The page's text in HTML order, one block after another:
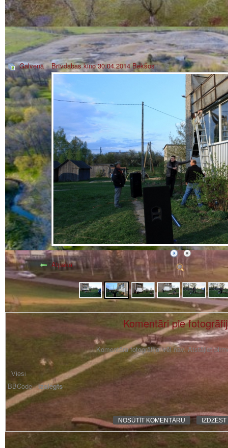
Galvenā»Brīvdabas kino 30.04.2014 Bekšos» _2
Atpakaļ
Komentāri pie
Komentāra fotogrāfijai vēl nav. Atstājiet
BBCode -izslēgts